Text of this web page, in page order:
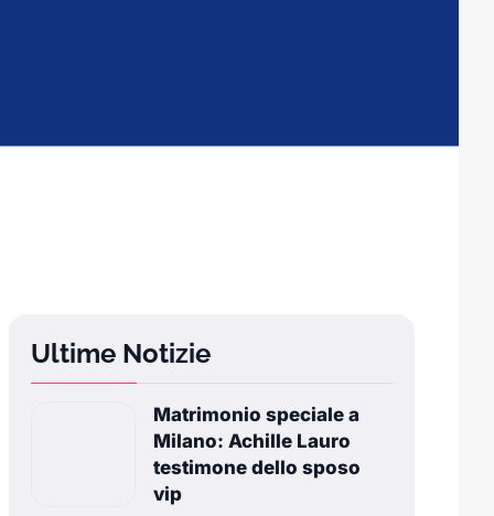
Ultime Notizie
Matrimonio speciale a
Milano: Achille Lauro
testimone dello sposo
vip